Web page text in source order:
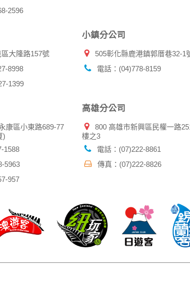
防止他人讀取您的個人資料。
2596
大隆路157號
8998
1399
小鎮分公司
505彰化縣鹿港鎮郭厝巷32-1
電話：(04)778-8159
康區小東路689-77
)
1588
5963
957
高雄分公司
800 高雄市新興區民權一路
樓之3
電話：(07)222-8861
傳真：(07)222-8826